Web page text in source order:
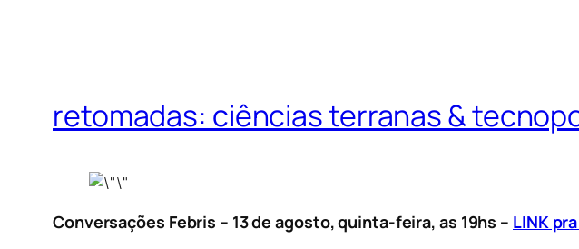
retomadas: ciências terranas &
Conversações Febris – 13 de agosto, quinta-feira, as 19hs – LINK